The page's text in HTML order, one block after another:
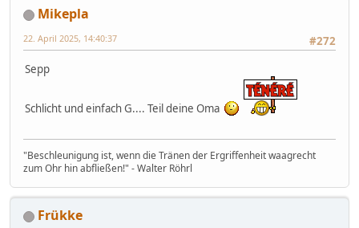
Mikepla
#272
22. April 2025, 14:40:37
Sepp
Schlicht und einfach G.... Teil deine Oma
"Beschleunigung ist, wenn die Tränen der Ergriffenheit waagrecht
zum Ohr hin abfließen!" - Walter Röhrl
Frükke